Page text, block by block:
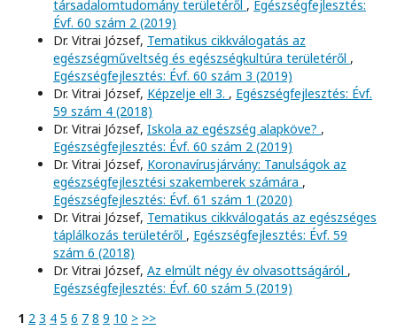
társadalomtudomány területéről , Egészségfejlesztés:
Évf. 60 szám 2 (2019)
Dr. Vitrai József, Tematikus cikkválogatás az
egészségműveltség és egészségkultúra területéről ,
Egészségfejlesztés: Évf. 60 szám 3 (2019)
Dr. Vitrai József, Képzelje el! 3. , Egészségfejlesztés: Évf.
59 szám 4 (2018)
Dr. Vitrai József, Iskola az egészség alapköve? ,
Egészségfejlesztés: Évf. 60 szám 2 (2019)
Dr. Vitrai József, Koronavírusjárvány: Tanulságok az
egészségfejlesztési szakemberek számára ,
Egészségfejlesztés: Évf. 61 szám 1 (2020)
Dr. Vitrai József, Tematikus cikkválogatás az egészséges
táplálkozás területéről , Egészségfejlesztés: Évf. 59
szám 6 (2018)
Dr. Vitrai József, Az elmúlt négy év olvasottságáról ,
Egészségfejlesztés: Évf. 60 szám 5 (2019)
1 2 3 4 5 6 7 8 9 10 > >>